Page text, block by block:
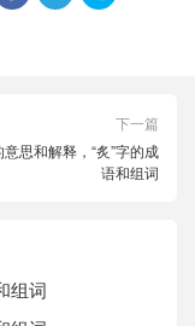
下一篇
意思和解释，“炙”字的成
语和组词
组词